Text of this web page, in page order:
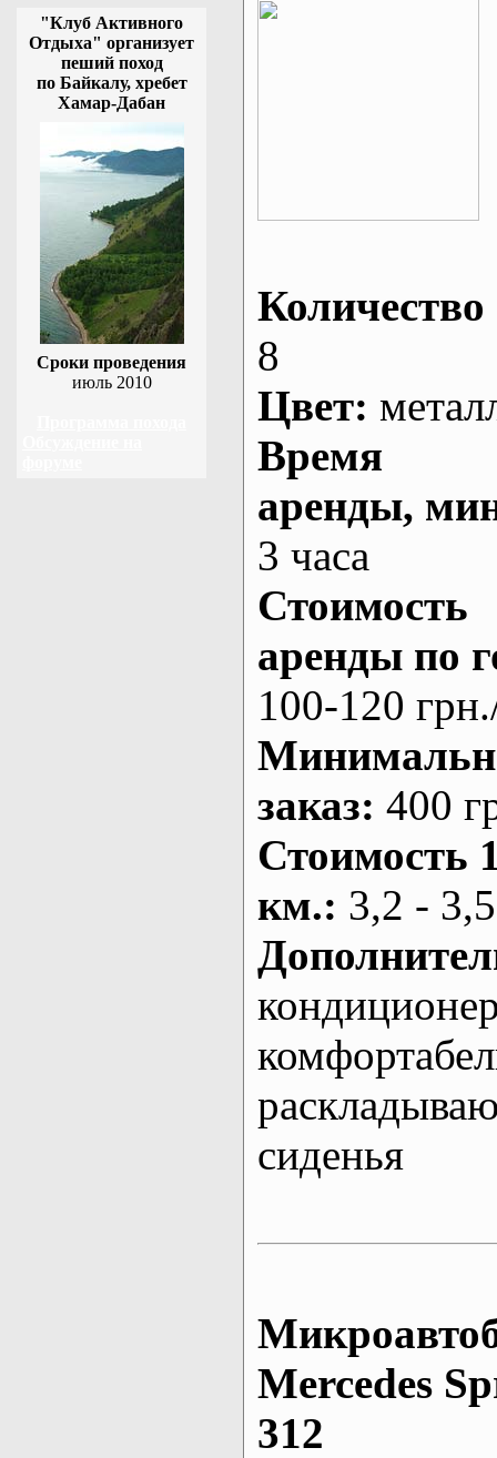
"Клуб Активного
Отдыха" организует
пеший поход
по Байкалу, хребет
Хамар-Дабан
Сроки проведения
июль 2010
Количество
8
Цвет:
Время
аренды,
3 часа
Стоимость
аренды по
100-120
заказ: 400
Стоимость
км.: 3,2 -
сиденья
Mеrcedes
312